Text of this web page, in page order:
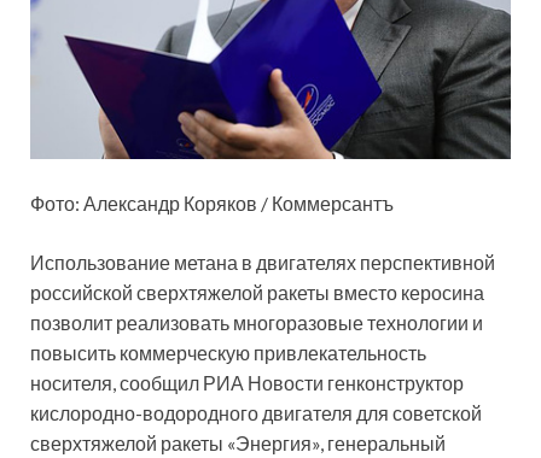
Фото: Александр Коряков / Коммерсантъ
Использование метана в двигателях перспективной
российской сверхтяжелой ракеты вместо керосина
позволит реализовать многоразовые технологии и
повысить коммерческую привлекательность
носителя, сообщил РИА Новости генконструктор
кислородно-водородного двигателя для советской
сверхтяжелой ракеты «Энергия», генеральный